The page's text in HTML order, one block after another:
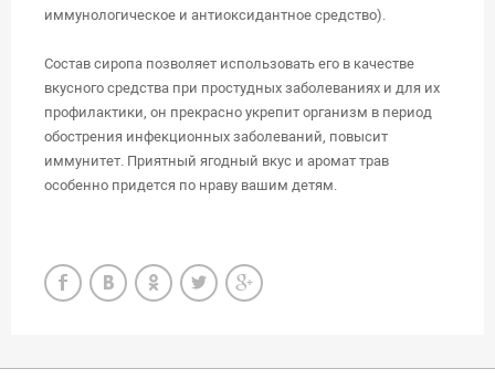
иммунологическое и антиоксидантное средство).
Состав сиропа позволяет использовать его в качестве
вкусного средства при простудных заболеваниях и для их
профилактики, он прекрасно укрепит организм в период
обострения инфекционных заболеваний, повысит
иммунитет. Приятный ягодный вкус и аромат трав
особенно придется по нраву вашим детям.